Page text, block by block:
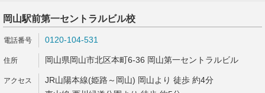
岡山駅前第一セントラルビル校
0120-104-531
岡山県岡山市北区本町6-36 岡山第一セントラルビル
JR山陽本線(姫路～岡山) 岡山より 徒歩 約4分